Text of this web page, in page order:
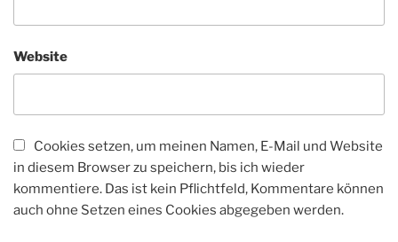
Website
Cookies setzen, um meinen Namen, E-Mail und Website
in diesem Browser zu speichern, bis ich wieder
kommentiere. Das ist kein Pflichtfeld, Kommentare können
auch ohne Setzen eines Cookies abgegeben werden.